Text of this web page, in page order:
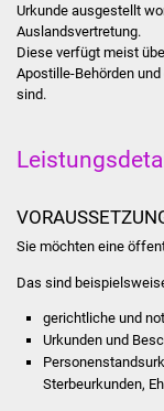
Urkunde ausgestellt
Auslandsvertretung.
Diese verfügt meist
Apostille-Behörden
sind.
Sie möchten eine
Das sind
gerichtliche und
Urkunden und
Sterbeurkunden,